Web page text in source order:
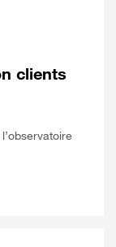
clients